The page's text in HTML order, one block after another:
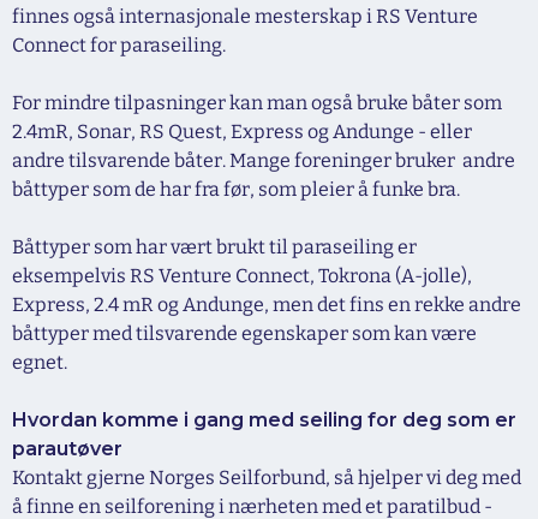
finnes også internasjonale mesterskap i RS Venture
Connect for paraseiling.
For mindre tilpasninger kan man også bruke båter som
2.4mR, Sonar, RS Quest, Express og Andunge - eller
andre tilsvarende båter. Mange foreninger bruker andre
båttyper som de har fra før, som pleier å funke bra.
Båttyper som har vært brukt til paraseiling er
eksempelvis RS Venture Connect, Tokrona (A-jolle),
Express, 2.4 mR og Andunge, men det fins en rekke andre
båttyper med tilsvarende egenskaper som kan være
egnet.
Hvordan komme i gang med seiling for deg som er
parautøver
Kontakt gjerne Norges Seilforbund, så hjelper vi deg med
å finne en seilforening i nærheten med et paratilbud -